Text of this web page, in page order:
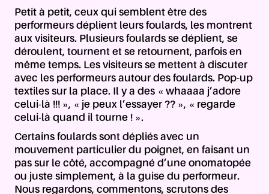
Petit à petit, ceux qui semblent être des
performeurs déplient leurs foulards, les montrent
aux visiteurs. Plusieurs foulards se déplient, se
déroulent, tournent et se retournent, parfois en
même temps. Les visiteurs se mettent à discuter
avec les performeurs autour des foulards. Pop-up
textiles sur la place. Il y a des « whaaaa j’adore
celui-là !!! », « je peux l’essayer ?? », « regarde
celui-là quand il tourne ! ».
Certains foulards sont dépliés avec un
mouvement particulier du poignet, en faisant un
pas sur le côté, accompagné d’une onomatopée
ou juste simplement, à la guise du performeur.
Nous regardons, commentons, scrutons des